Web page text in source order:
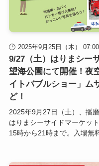
2025年9月25日（木）
9/27（土）はりまシー
望海公園にて開催！夜
イトバブルショー」ム
ど！
2025年9月27日（土）、播
はりまシーサイドマーケッ
15時から21時まで。入場無